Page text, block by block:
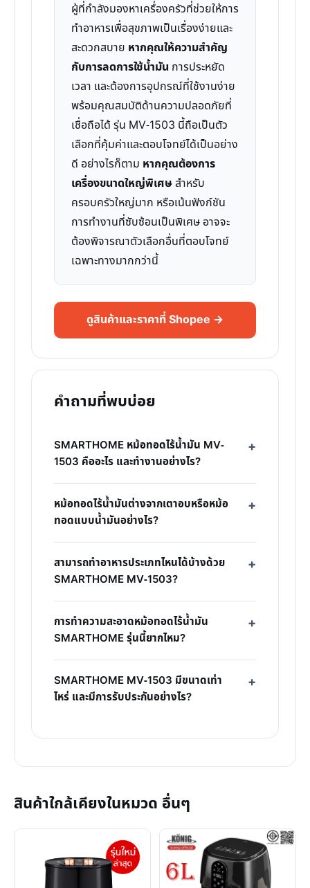
ผู้ที่กำลังมองหาเครื่องครัวที่ช่วยให้การ
ทำอาหารเพื่อสุขภาพเป็นเรื่องง่ายและ
สะดวกสบาย หากคุณให้ความสำคัญ
กับการลดการใช้น้ำมัน การประหยัด
เวลา และต้องการอุปกรณ์ที่ใช้งานง่าย
พร้อมคุณสมบัติด้านความปลอดภัยที่
เชื่อถือได้ รุ่น MV-1503 นี้ถือเป็นตัว
เลือกที่คุ้มค่าและตอบโจทย์ได้เป็นอย่าง
ดี อย่างไรก็ตาม หากคุณต้องการ
เครื่องขนาดใหญ่พิเศษสำหรับ
ครอบครัวใหญ่มาก หรือเน้นฟังก์ชัน
การทำงานที่ซับซ้อนเป็นพิเศษ อาจจะ
ต้องพิจารณาตัวเลือกอื่นที่ตอบโจทย์
เฉพาะทางมากกว่านี้
ดูสินค้าและราคาที่ Shopee →
คำถามที่พบบ่อย
SMARTHOME หม้อทอดไร้น้ำมัน MV-
1503 คืออะไร และทำงานอย่างไร?
หม้อทอดไร้น้ำมันต่างจากเตาอบหรือหม้อ
ทอดแบบน้ำมันอย่างไร?
สามารถทำอาหารประเภทไหนได้บ้างด้วย
SMARTHOME MV-1503?
การทำความสะอาดหม้อทอดไร้น้ำมัน
SMARTHOME รุ่นนี้ยากไหม?
SMARTHOME MV-1503 มีขนาดเท่า
ไหร่ และมีการรับประกันอย่างไร?
สินค้าใกล้เคียงในหมวด อื่นๆ